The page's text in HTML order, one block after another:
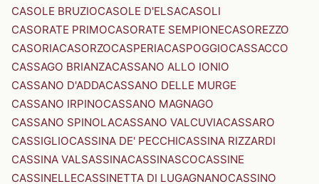
CASOLE BRUZIOCASOLE D'ELSACASOLI
CASORATE PRIMOCASORATE SEMPIONECASOREZZO
CASORIACASORZOCASPERIACASPOGGIOCASSACCO
CASSAGO BRIANZACASSANO ALLO IONIO
CASSANO D'ADDACASSANO DELLE MURGE
CASSANO IRPINOCASSANO MAGNAGO
CASSANO SPINOLACASSANO VALCUVIACASSARO
CASSIGLIOCASSINA DE' PECCHICASSINA RIZZARDI
CASSINA VALSASSINACASSINASCOCASSINE
CASSINELLECASSINETTA DI LUGAGNANOCASSINO